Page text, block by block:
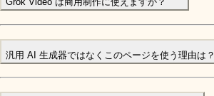
汎用 AI 生成器ではなくこのページを使う理由は？